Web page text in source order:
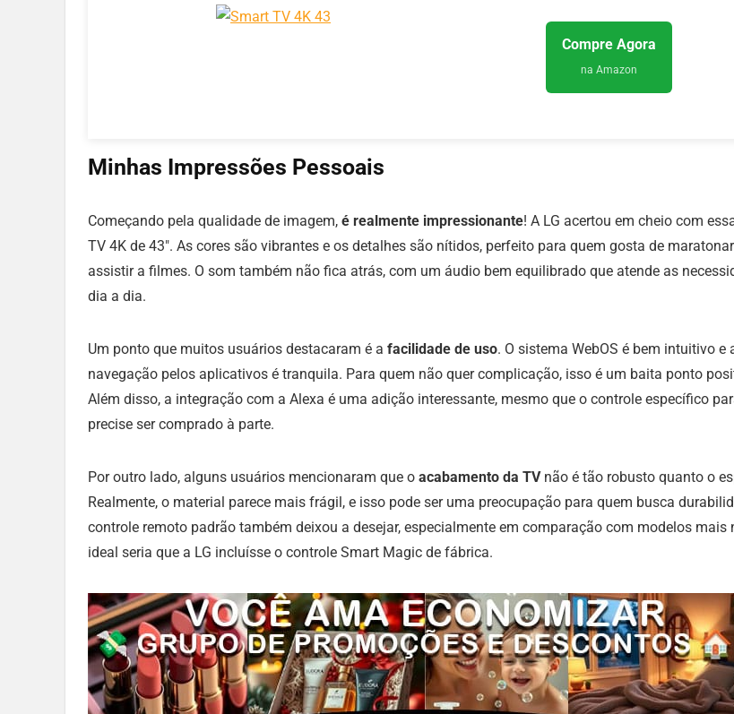
Compre Agora
na Amazon
Minhas Impressões Pessoais
Começando pela qualidade de imagem, é realmente impressionante! A LG acertou em cheio com
TV 4K de 43″. As cores são vibrantes e os detalhes são nítidos, perfeito para quem gosta de
assistir a filmes. O som também não fica atrás, com um áudio bem equilibrado que atende as
dia a dia.
Um ponto que muitos usuários destacaram é a facilidade de uso. O sistema WebOS é bem intuitivo e
navegação pelos aplicativos é tranquila. Para quem não quer complicação, isso é um baita ponto
Além disso, a integração com a Alexa é uma adição interessante, mesmo que o controle específico
precise ser comprado à parte.
Por outro lado, alguns usuários mencionaram que o acabamento da TVnão é tão robusto quanto o
Realmente, o material parece mais frágil, e isso pode ser uma preocupação para quem busca
controle remoto padrão também deixou a desejar, especialmente em comparação com modelos mais
ideal seria que a LG incluísse o controle Smart Magic de fábrica.